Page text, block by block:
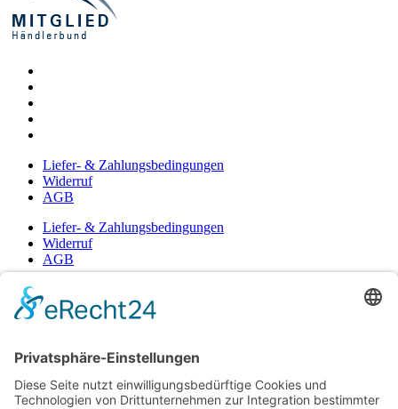
Liefer- & Zahlungsbedingungen
Widerruf
AGB
Liefer- & Zahlungsbedingungen
Widerruf
AGB
☞ Fragen? Schreiben Sie uns!!
Betreut durch neover.de
Vertrag widerrufen